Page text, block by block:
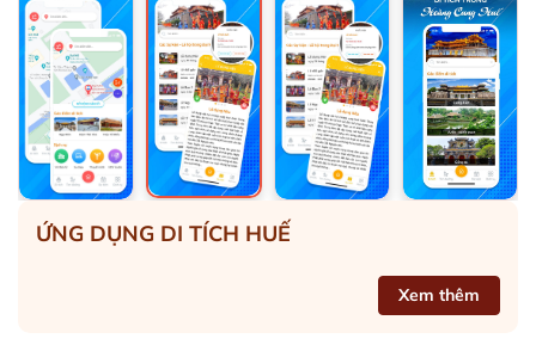
ỨNG DỤNG DI TÍCH HUẾ
Xem thêm